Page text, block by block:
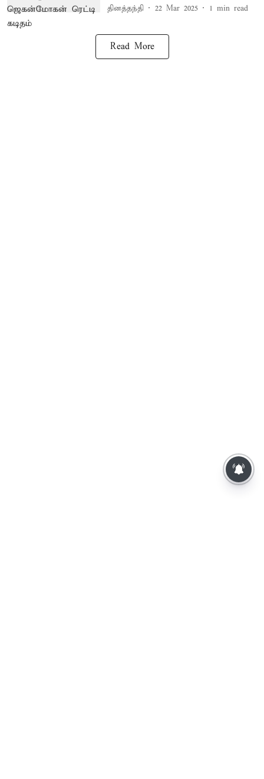
தினத்தந்தி 22 Mar 2025 1 min read
Read More